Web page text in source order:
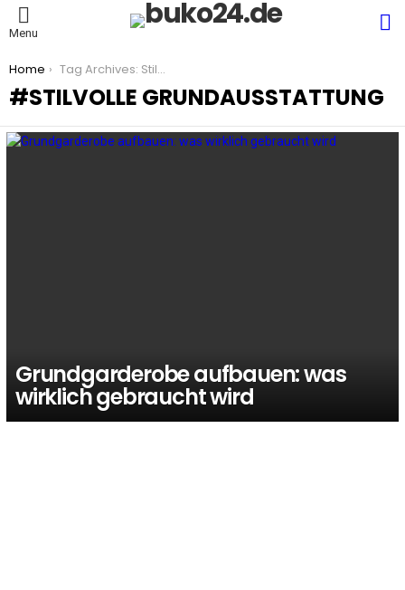
Menu
You are here:
Home Tag Archives: Stilvolle Grundausstattung
STILVOLLE GRUNDAUSSTATTUNG
Grundgarderobe aufbauen: was
wirklich gebraucht wird